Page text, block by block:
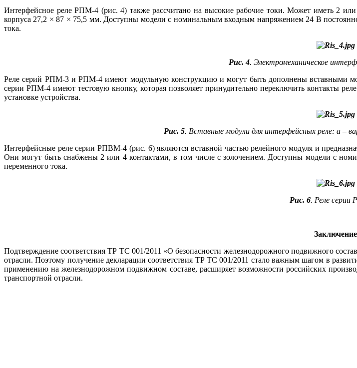
Интерфейсное ре­ле РПМ‑4 (рис. 4) также рассчитано на высокие рабочие то­ки. Может иметь 2
корпуса 27,2 × 87 × 75,5 мм. Доступны модели с номинальным входным напряжением 24 В
тока.
Рис. 4. Электромеханическое
Реле серий РПМ‑3 и РПМ‑4 имеют модульную конструкцию и могут быть дополнены вставными
серии РПМ‑4 имеют тестовую кнопку, которая позволяет принудительно переключить контакты
установке устройства.
Рис. 5. Вставные модули для интерфейсных реле: а –
Интерфейсные ре­ле серии РПВМ‑4 (рис. 6) являются вставной частью релейного модуля и
Они могут быть снабжены 2 или 4 контактами, в том числе с золочением. Доступны модели с
переменного тока.
Рис. 6. Реле серии
Заключение
Подтверждение соответствия ТР ТС 001/2011 «О безопасности железнодорожного подвижного
отрасли. Поэтому получение декларации соответствия ТР ТС 001/2011 стало важным шагом в
применению на железнодорожном подвижном составе, расширяет возможности российских
транспортной отрасли.